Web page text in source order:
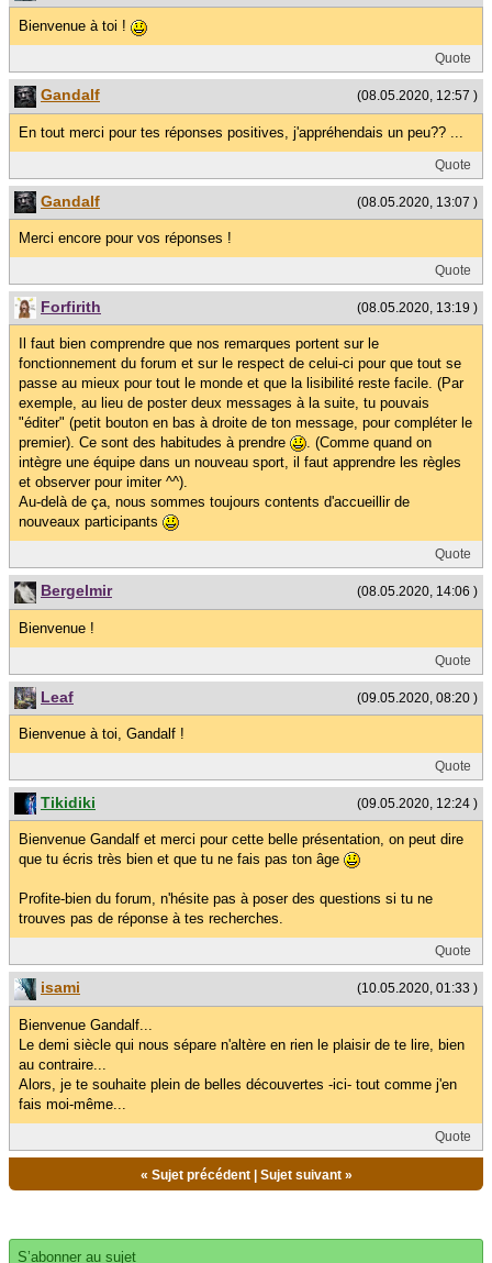
Bienvenue à toi !
Quote
(08.05.2020, 12:57 )
Gandalf
En tout merci pour tes réponses positives, j'appréhendais un peu?? ...
Quote
(08.05.2020, 13:07 )
Gandalf
Merci encore pour vos réponses !
Quote
(08.05.2020, 13:19 )
Forfirith
Il faut bien comprendre que nos remarques portent sur le
fonctionnement du forum et sur le respect de celui-ci pour que tout se
passe au mieux pour tout le monde et que la lisibilité reste facile. (Par
exemple, au lieu de poster deux messages à la suite, tu pouvais
"éditer" (petit bouton en bas à droite de ton message, pour compléter le
premier). Ce sont des habitudes à prendre
. (Comme quand on
intègre une équipe dans un nouveau sport, il faut apprendre les règles
et observer pour imiter ^^).
Au-delà de ça, nous sommes toujours contents d'accueillir de
nouveaux participants
Quote
(08.05.2020, 14:06 )
Bergelmir
Bienvenue !
Quote
(09.05.2020, 08:20 )
Leaf
Bienvenue à toi, Gandalf !
Quote
(09.05.2020, 12:24 )
Tikidiki
Bienvenue Gandalf et merci pour cette belle présentation, on peut dire
que tu écris très bien et que tu ne fais pas ton âge
Profite-bien du forum, n'hésite pas à poser des questions si tu ne
trouves pas de réponse à tes recherches.
Quote
(10.05.2020, 01:33 )
isami
Bienvenue Gandalf...
Le demi siècle qui nous sépare n'altère en rien le plaisir de te lire, bien
au contraire...
Alors, je te souhaite plein de belles découvertes -ici- tout comme j'en
fais moi-même...
Quote
« Sujet précédent| Sujet suivant»
S’abonner au sujet